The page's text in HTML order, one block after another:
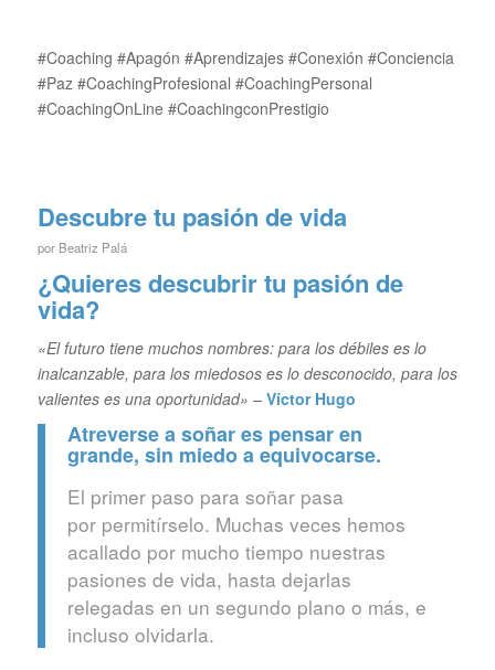
#Coaching #Apagón #Aprendizajes #Conexión #Conciencia
#Paz #CoachingProfesional #CoachingPersonal
#CoachingOnLine #CoachingconPrestigio
Descubre tu pasión de vida
por Beatriz Palá
¿Quieres descubrir tu pasión de
vida?
«El futuro tiene muchos nombres: para los débiles es lo
inalcanzable, para los miedosos es lo desconocido, para los
valientes es una oportunidad» – Víctor Hugo
Atreverse a soñar es pensar en
grande, sin miedo a equivocarse.
El primer paso para soñar pasa
por permitírselo. Muchas veces hemos
acallado por mucho tiempo nuestras
pasiones de vida, hasta dejarlas
relegadas en un segundo plano o más, e
incluso olvidarla.